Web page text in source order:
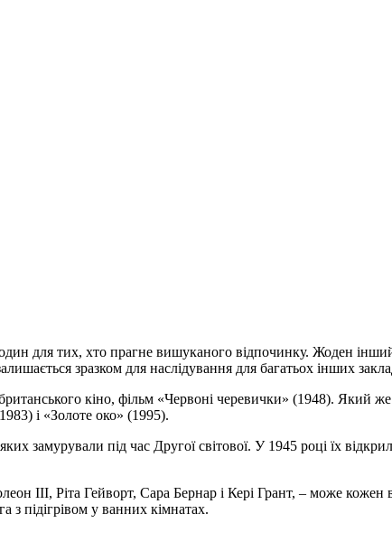
для тих, хто прагне вишуканого відпочинку. Жоден
зразком для наслідування для багатьох інших
кіно, фільм «Червоні черевички» (1948). Який
і «Золоте око» (1995).
замурували під час Другої світової. У 1945 році їх
ІІІ, Ріта Гейворт, Сара Бернар і Кері Грант, – може
з підігрівом у ванних кімнатах.